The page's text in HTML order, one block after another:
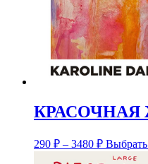
290 ₽ – 3480 ₽